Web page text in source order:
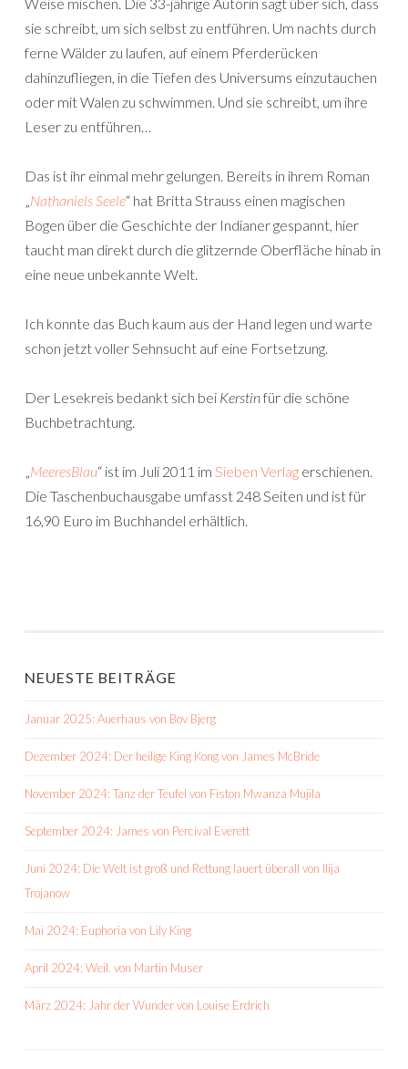
sie schreibt, um sich selbst zu entführen. Um nachts durch
ferne Wälder zu laufen, auf einem Pferderücken
dahinzufliegen, in die Tiefen des Universums einzutauchen
oder mit Walen zu schwimmen. Und sie schreibt, um ihre
Leser zu entführen…
Das ist ihr einmal mehr gelungen. Bereits in ihrem Roman
„Nathaniels Seele“ hat Britta Strauss einen magischen
Bogen über die Geschichte der Indianer gespannt, hier
taucht man direkt durch die glitzernde Oberfläche hinab in
eine neue unbekannte Welt.
Ich konnte das Buch kaum aus der Hand legen und warte
schon jetzt voller Sehnsucht auf eine Fortsetzung.
Der Lesekreis bedankt sich bei Kerstinfür die schöne
Buchbetrachtung.
„MeeresBlau“ ist im Juli 2011 im Sieben Verlag erschienen.
Die Taschenbuchausgabe umfasst 248 Seiten und ist für
16,90 Euro im Buchhandel erhältlich.
NEUESTE BEITRÄGE
Januar 2025: Auerhaus von Bov Bjerg
Dezember 2024: Der heilige King Kong von James McBride
November 2024: Tanz der Teufel von Fiston Mwanza Mujila
September 2024: James von Percival Everett
Juni 2024: Die Welt ist groß und Rettung lauert überall von Ilija
Trojanow
Mai 2024: Euphoria von Lily King
April 2024: Weil. von Martin Muser
März 2024: Jahr der Wunder von Louise Erdrich